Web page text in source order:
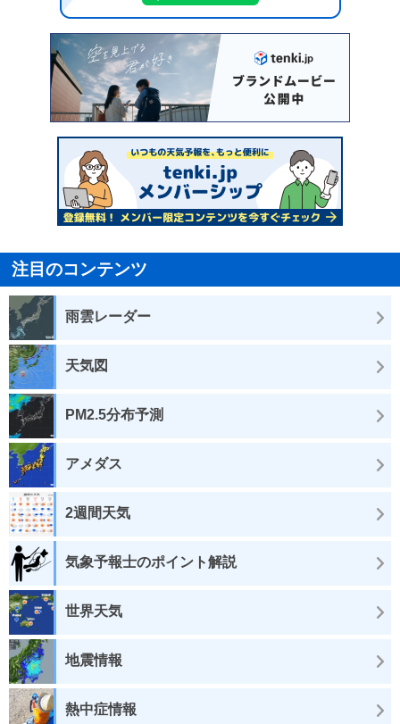
注目のコンテンツ
雨雲レーダー
天気図
PM2.5分布予測
アメダス
2週間天気
気象予報士のポイント解説
世界天気
地震情報
熱中症情報